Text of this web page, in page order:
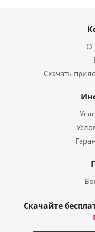
О
Скачать
Скачайте